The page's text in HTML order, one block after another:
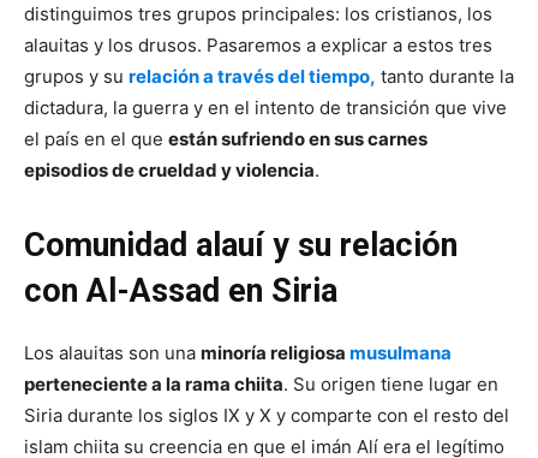
distinguimos tres grupos principales: los cristianos, los
alauitas y los drusos. Pasaremos a explicar a estos tres
grupos y su relación a través del tiempo, tanto durante la
dictadura, la guerra y en el intento de transición que vive
el país en el que están sufriendo en sus carnes
episodios de crueldad y violencia.
Comunidad alauí y su relación
con Al-Assad en Siria
Los alauitas son una minoría religiosa musulmana
perteneciente a la rama chiita. Su origen tiene lugar en
Siria durante los siglos IX y X y comparte con el resto del
islam chiita su creencia en que el imán Alí era el legítimo